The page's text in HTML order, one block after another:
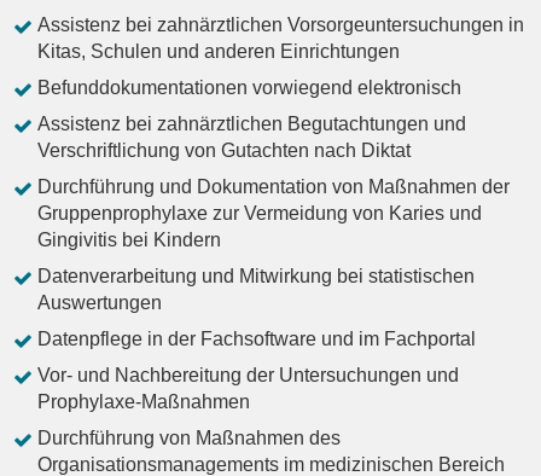
Assistenz bei zahnärztlichen Vorsorgeuntersuchungen in
Kitas, Schulen und anderen Einrichtungen
Befunddokumentationen vorwiegend elektronisch
Assistenz bei zahnärztlichen Begutachtungen und
Verschriftlichung von Gutachten nach Diktat
Durchführung und Dokumentation von Maßnahmen der
Gruppenprophylaxe zur Vermeidung von Karies und
Gingivitis bei Kindern
Datenverarbeitung und Mitwirkung bei statistischen
Auswertungen
Datenpflege in der Fachsoftware und im Fachportal
Vor- und Nachbereitung der Untersuchungen und
Prophylaxe-Maßnahmen
Durchführung von Maßnahmen des
Organisationsmanagements im medizinischen Bereich